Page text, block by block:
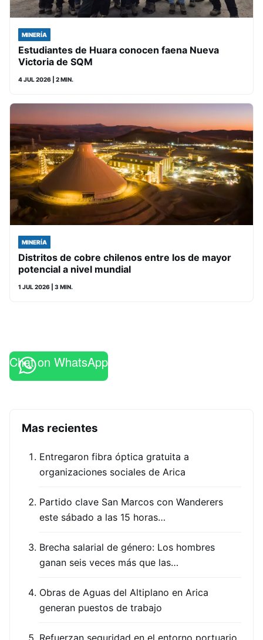
MINERÍA
Estudiantes de Huara conocen faena Nueva
Victoria de SQM
4 JUL 2026 | 2 MIN.
MINERÍA
Distritos de cobre chilenos entre los de mayor
potencial a nivel mundial
1 JUL 2026 | 3 MIN.
Chat on WhatsApp
Mas recientes
Entregaron fibra óptica gratuita a
organizaciones sociales de Arica
Partido clave San Marcos con Wanderers
este sábado a las 15 horas…
Brecha salarial de género: Los hombres
ganan seis veces más que las…
Obras de Aguas del Altiplano en Arica
generan puestos de trabajo
Refuerzan seguridad en el entorno portuario